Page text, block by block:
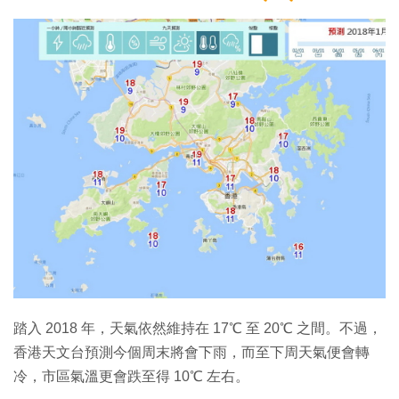
遊戲動漫
教學評測
IT Times
生成式AI與雲端應用
Enterprise Digital Transformation
踏入 2018 年，天氣依然維持在 17℃ 至 20℃ 之間。不過，
香港天文台預測今個周末將會下雨，而至下周天氣便會轉
冷，市區氣溫更會跌至得 10℃ 左右。